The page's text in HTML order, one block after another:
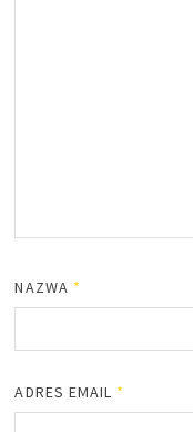
NAZWA *
ADRES EMAIL *